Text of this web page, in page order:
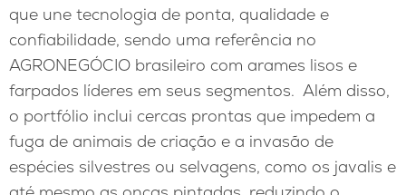
que une tecnologia de ponta, qualidade e
confiabilidade, sendo uma referência no
AGRONEGÓCIO brasileiro com arames lisos e
farpados líderes em seus segmentos. Além disso,
o portfólio inclui cercas prontas que impedem a
fuga de animais de criação e a invasão de
espécies silvestres ou selvagens, como os javalis e